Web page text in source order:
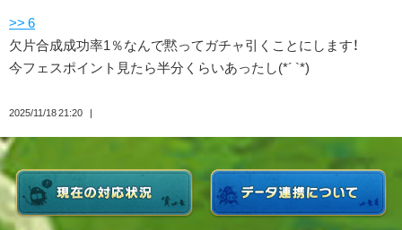
>> 6
欠片合成成功率1％なんで黙ってガチャ引くことにします！
今フェスポイント見たら半分くらいあったし(*´ `*)
2025/11/18 21:20